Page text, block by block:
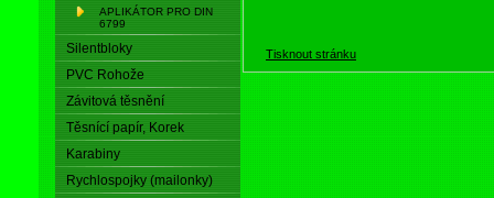
APLIKÁTOR PRO DIN
6799
Silentbloky
PVC Rohože
Závitová těsnění
Těsnící papír, Korek
Karabiny
Rychlospojky (mailonky)
Tisknout stránku